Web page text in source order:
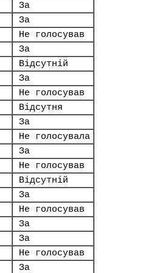
За
За
Не голосував
За
Відсутній
За
Не голосував
Відсутня
За
Не голосувала
За
Не голосував
Відсутній
За
Не голосував
За
За
Не голосував
За